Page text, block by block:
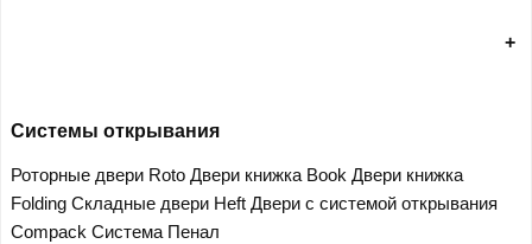
Системы открывания
Роторные двери Roto Двери книжка Book Двери книжка
Folding Складные двери Heft Двери с системой открывания
Compack Система Пенал